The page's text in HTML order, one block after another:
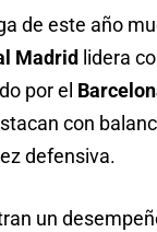
de este año
Madrid lidera
por el
con
defensiva.
un